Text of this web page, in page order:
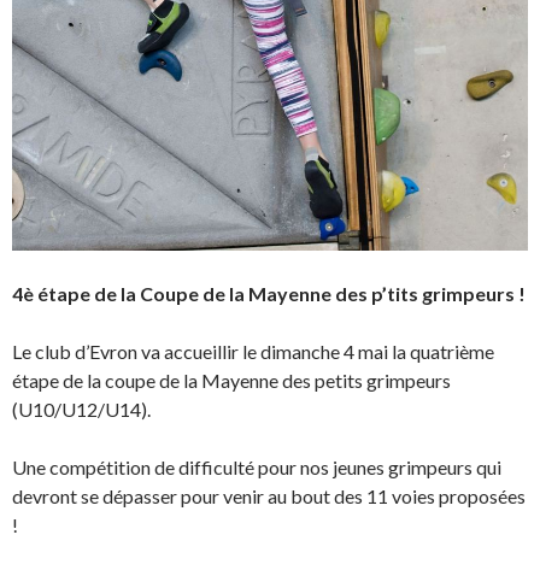
4è étape de la Coupe de la Mayenne des p’tits grimpeurs !
Le club d’Evron va accueillir le dimanche 4 mai la quatrième
étape de la coupe de la Mayenne des petits grimpeurs
(U10/U12/U14).
Une compétition de difficulté pour nos jeunes grimpeurs qui
devront se dépasser pour venir au bout des 11 voies proposées
!